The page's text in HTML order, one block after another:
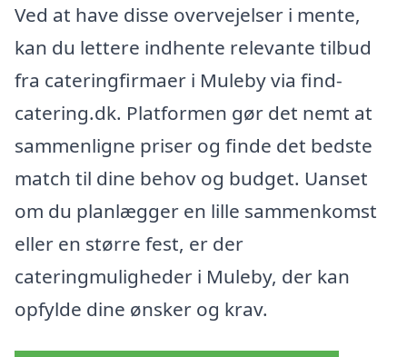
Ved at have disse overvejelser i mente,
kan du lettere indhente relevante tilbud
fra cateringfirmaer i Muleby via find-
catering.dk. Platformen gør det nemt at
sammenligne priser og finde det bedste
match til dine behov og budget. Uanset
om du planlægger en lille sammenkomst
eller en større fest, er der
cateringmuligheder i Muleby, der kan
opfylde dine ønsker og krav.